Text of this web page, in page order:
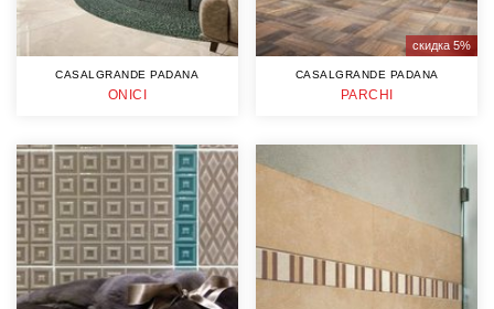
CASALGRANDE PADANA
ONICI
скидка 5%
CASALGRANDE PADANA
PARCHI